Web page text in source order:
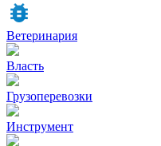
Ветеринария
Власть
Грузоперевозки
Инструмент